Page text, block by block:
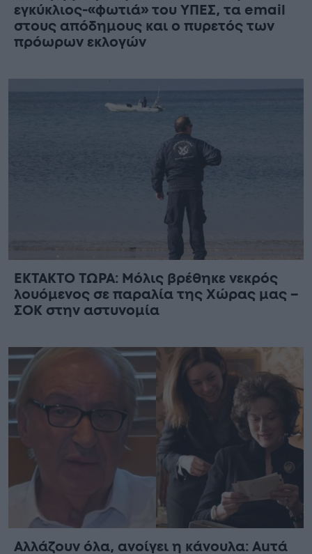
εγκύκλιος-«φωτιά» του ΥΠΕΣ, τα email
στους απόδημους και ο πυρετός των
πρόωρων εκλογών
ΕΚΤΑΚΤΟ ΤΩΡΑ: Μόλις βρέθηκε νεκρός
λουόμενος σε παραλία της Χώρας μας –
ΣΟΚ στην αστυνομία
Αλλάζουν όλα, ανοίγει η κάνουλα: Αuτά